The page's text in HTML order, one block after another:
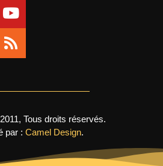
Tous droits réservés.
par : Camel Design.